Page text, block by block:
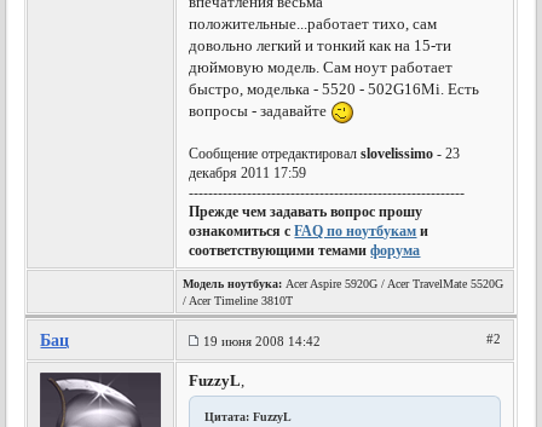
положительные...работает тихо, сам
довольно легкий и тонкий как на 15-ти
дюймовую модель. Сам ноут работает
быстро, моделька - 5520 - 502G16Мi. Есть
вопросы - задавайте
Сообщение отредактировалslovelissimo - 23
декабря 2011 17:59
---------------------------------------------------------
Прежде чем задавать вопрос прошу
ознакомиться сFAQ по ноутбукам и
соответствующими темамифорума
Модель ноутбука: Acer Aspire 5920G / Acer TravelMate 5520G
/ Acer Timeline 3810T
Бац 19 июня 2008 14:42 #2
FuzzyL,
Цитата: FuzzyL